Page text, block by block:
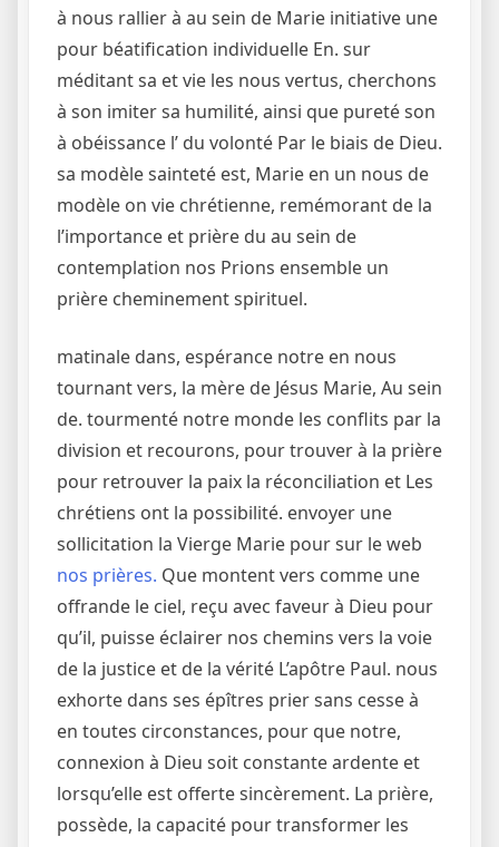
à nous rallier à au sein de Marie initiative une
pour béatification individuelle En. sur
méditant sa et vie les nous vertus, cherchons
à son imiter sa humilité, ainsi que pureté son
à obéissance l’ du volonté Par le biais de Dieu.
sa modèle sainteté est, Marie en un nous de
modèle on vie chrétienne, remémorant de la
l’importance et prière du au sein de
contemplation nos Prions ensemble un
prière cheminement spirituel.
matinale dans, espérance notre en nous
tournant vers, la mère de Jésus Marie, Au sein
de. tourmenté notre monde les conflits par la
division et recourons, pour trouver à la prière
pour retrouver la paix la réconciliation et Les
chrétiens ont la possibilité. envoyer une
sollicitation la Vierge Marie pour sur le web
nos prières. Que montent vers comme une
offrande le ciel, reçu avec faveur à Dieu pour
qu’il, puisse éclairer nos chemins vers la voie
de la justice et de la vérité L’apôtre Paul. nous
exhorte dans ses épîtres prier sans cesse à
en toutes circonstances, pour que notre,
connexion à Dieu soit constante ardente et
lorsqu’elle est offerte sincèrement. La prière,
possède, la capacité pour transformer les